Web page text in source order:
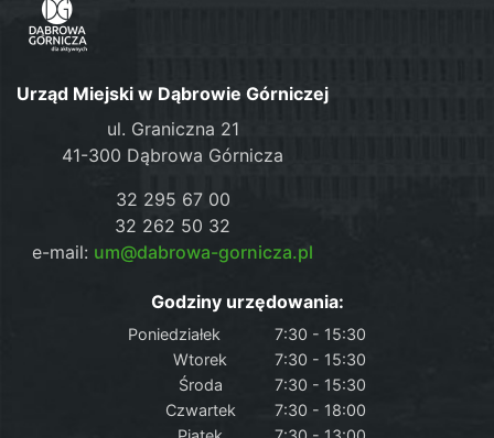
Urząd Miejski w Dąbrowie Górniczej
ul. Graniczna 21
41-300 Dąbrowa Górnicza
32 295 67 00
32 262 50 32
e-mail: um@dabrowa-gornicza.pl
Godziny urzędowania:
Poniedziałek
7:30 - 15:30
Wtorek
7:30 - 15:30
Środa
7:30 - 15:30
Czwartek
7:30 - 18:00